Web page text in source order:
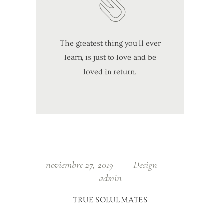
The greatest thing you’ll ever
learn, is just to love and be
loved in return.
noviembre 27, 2019
Design
admin
TRUE SOLULMATES